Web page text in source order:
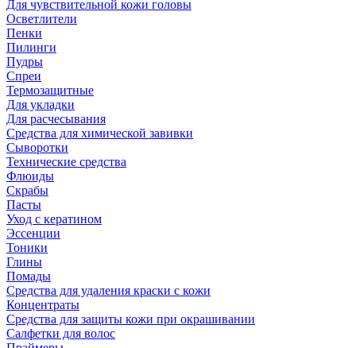
Для чувствительной кожи головы
Осветлители
Пенки
Пилинги
Пудры
Спреи
Термозащитные
Для укладки
Для расчесывания
Средства для химической завивки
Сыворотки
Технические средства
Флюиды
Скрабы
Пасты
Уход с кератином
Эссенции
Тоники
Глины
Помады
Средства для удаления краски с кожи
Концентраты
Средства для защиты кожи при окрашивании
Салфетки для волос